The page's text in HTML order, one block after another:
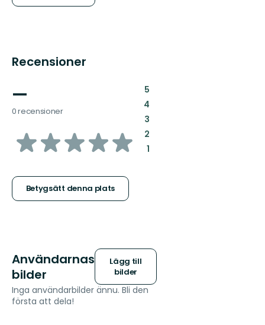
Recensioner
—
0 recensioner
av
stjärnor
Betygsätt denna plats
5:
4:
3:
2:
1:
Användarnas
bilder
Lägg till
bilder
Inga användarbilder ännu. Bli den
första att dela!